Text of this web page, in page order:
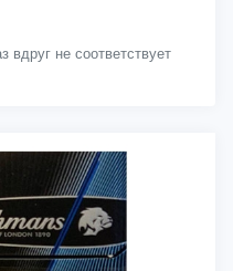
вдруг не соответствует